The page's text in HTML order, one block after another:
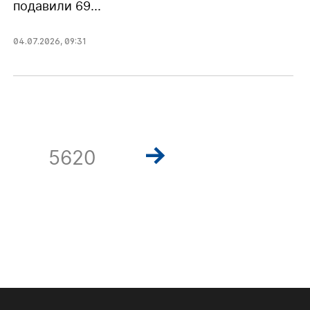
подавили 69...
04.07.2026, 09:31
5620